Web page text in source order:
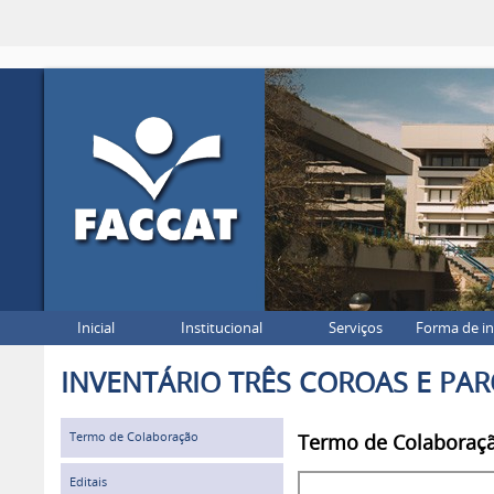
Inicial Institucional Serviços Forma de
INVENTÁRIO TRÊS COROAS E
Termo de Colaboração
Editais
Termo de